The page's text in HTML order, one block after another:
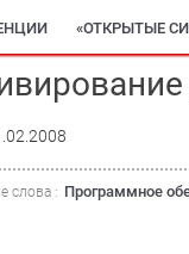
«ОТКРЫТЫЕ
слова : Программное